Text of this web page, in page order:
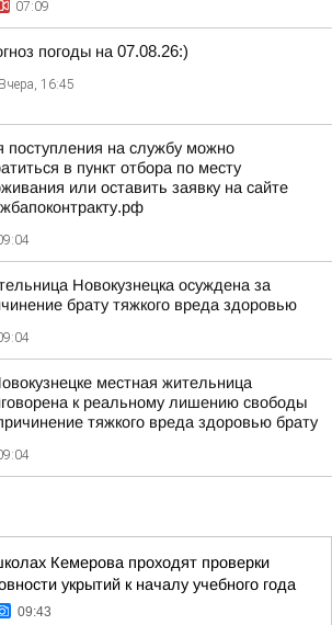
07:09
погоды на 07.08.26:)
Вчера, 16:45
поступления на службу можно
в пункт отбора по месту
или оставить заявку на сайте
Новокузнецка осуждена за
брату тяжкого вреда здоровью
местная жительница
к реальному лишению свободы
тяжкого вреда здоровью брату
Кемерова проходят проверки
укрытий к началу учебного года
09:43